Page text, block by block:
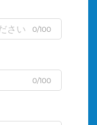
0/100
0/100